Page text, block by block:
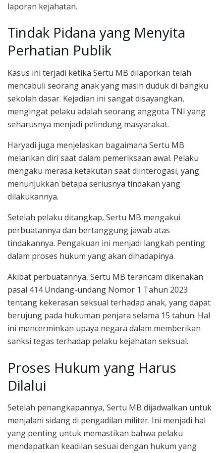
laporan kejahatan.
Tindak Pidana yang Menyita
Perhatian Publik
Kasus ini terjadi ketika Sertu MB dilaporkan telah
mencabuli seorang anak yang masih duduk di bangku
sekolah dasar. Kejadian ini sangat disayangkan,
mengingat pelaku adalah seorang anggota TNI yang
seharusnya menjadi pelindung masyarakat.
Haryadi juga menjelaskan bagaimana Sertu MB
melarikan diri saat dalam pemeriksaan awal. Pelaku
mengaku merasa ketakutan saat diinterogasi, yang
menunjukkan betapa seriusnya tindakan yang
dilakukannya.
Setelah pelaku ditangkap, Sertu MB mengakui
perbuatannya dan bertanggung jawab atas
tindakannya. Pengakuan ini menjadi langkah penting
dalam proses hukum yang akan dihadapinya.
Akibat perbuatannya, Sertu MB terancam dikenakan
pasal 414 Undang-undang Nomor 1 Tahun 2023
tentang kekerasan seksual terhadap anak, yang dapat
berujung pada hukuman penjara selama 15 tahun. Hal
ini mencerminkan upaya negara dalam memberikan
sanksi tegas terhadap pelaku kejahatan seksual.
Proses Hukum yang Harus
Dilalui
Setelah penangkapannya, Sertu MB dijadwalkan untuk
menjalani sidang di pengadilan militer. Ini menjadi hal
yang penting untuk memastikan bahwa pelaku
mendapatkan keadilan sesuai dengan hukum yang